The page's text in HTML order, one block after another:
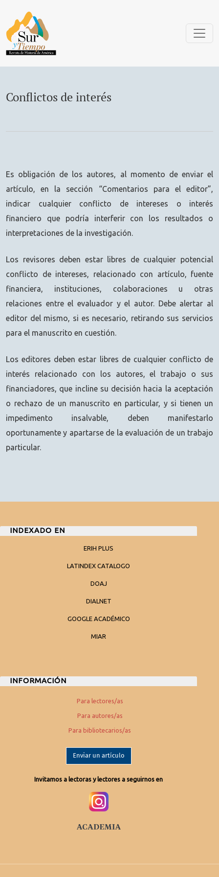
Conflictos de interés
Es obligación de los autores, al momento de enviar el
artículo, en la sección “Comentarios para el editor”,
indicar cualquier conflicto de intereses o interés
financiero que podría interferir con los resultados o
interpretaciones de la investigación.
Los revisores deben estar libres de cualquier potencial
conflicto de intereses, relacionado con artículo, fuente
financiera, instituciones, colaboraciones u otras
relaciones entre el evaluador y el autor. Debe alertar al
editor del mismo, si es necesario, retirando sus servicios
para el manuscrito en cuestión.
Los editores deben estar libres de cualquier conflicto de
interés relacionado con los autores, el trabajo o sus
financiadores, que incline su decisión hacia la aceptación
o rechazo de un manuscrito en particular, y si tienen un
impedimento insalvable, deben manifestarlo
oportunamente y apartarse de la evaluación de un trabajo
particular.
INDEXADO EN
ERIH PLUS
LATINDEX CATALOGO
DOAJ
DIALNET
GOOGLE ACADÉMICO
MIAR
INFORMACIÓN
Para lectores/as
Para autores/as
Para bibliotecarios/as
Enviar un artículo
Invitamos a lectoras y lectores a seguirnos en